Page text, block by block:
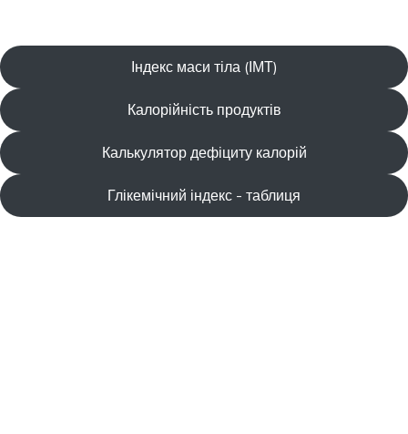
Індекс маси тіла (ІМТ)
Калорійність продуктів
Калькулятор дефіциту калорій
Глікемічний індекс - таблиця